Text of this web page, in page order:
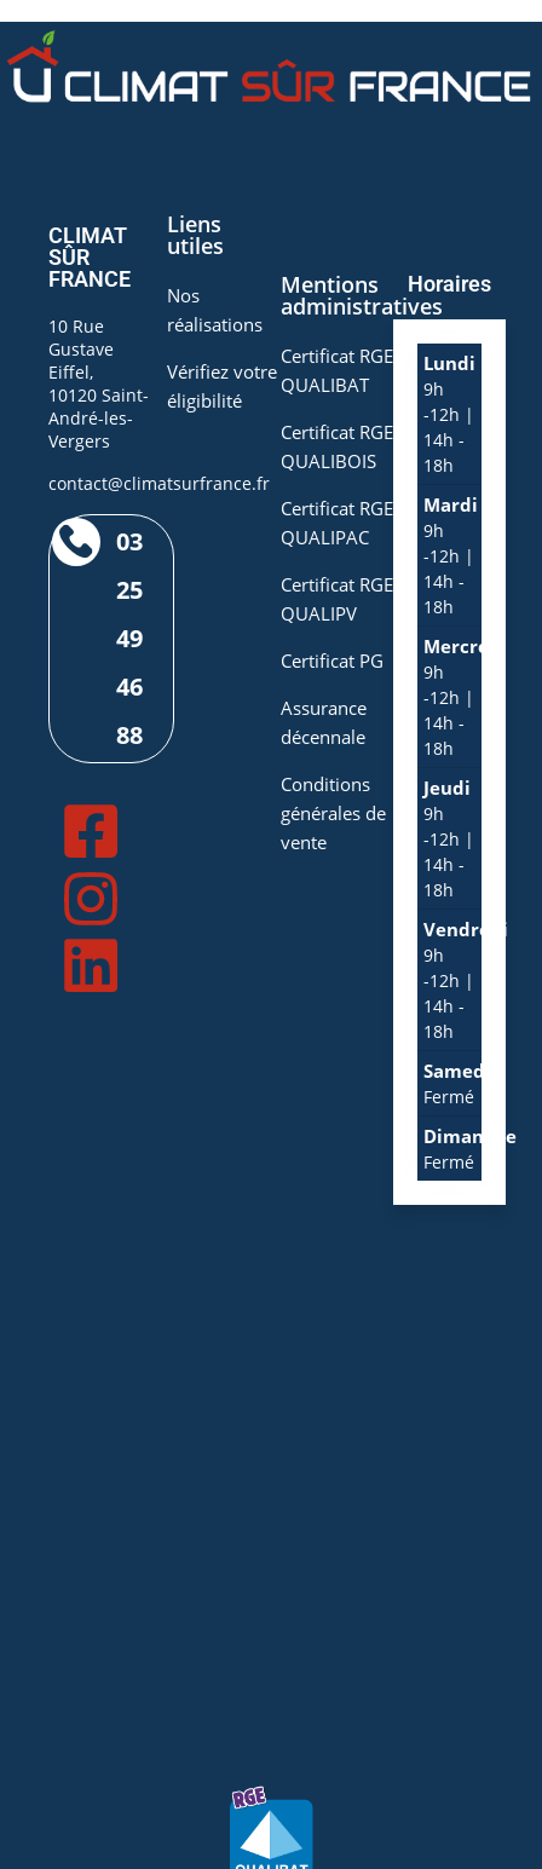
CLIMAT
SÛR
FRANCE
10 Rue
Gustave
Eiffel,
10120 Saint-
André-les-
Vergers
contact@climatsurfrance.fr
03
25
49
46
88
Liens
utiles
Nos
réalisations
Vérifiez votre
éligibilité
Mentions
administratives
Certificat RGE
QUALIBAT
Certificat RGE
QUALIBOIS
Certificat RGE
QUALIPAC
Certificat RGE
QUALIPV
Certificat PG
Assurance
décennale
Conditions
générales de
vente
Horaires
Lundi
9h
-12h |
14h -
18h
Mardi
9h
-12h |
14h -
18h
Mercredi
9h
-12h |
14h -
18h
Jeudi
9h
-12h |
14h -
18h
Vendredi
9h
-12h |
14h -
18h
Samedi
Fermé
Dimanche
Fermé